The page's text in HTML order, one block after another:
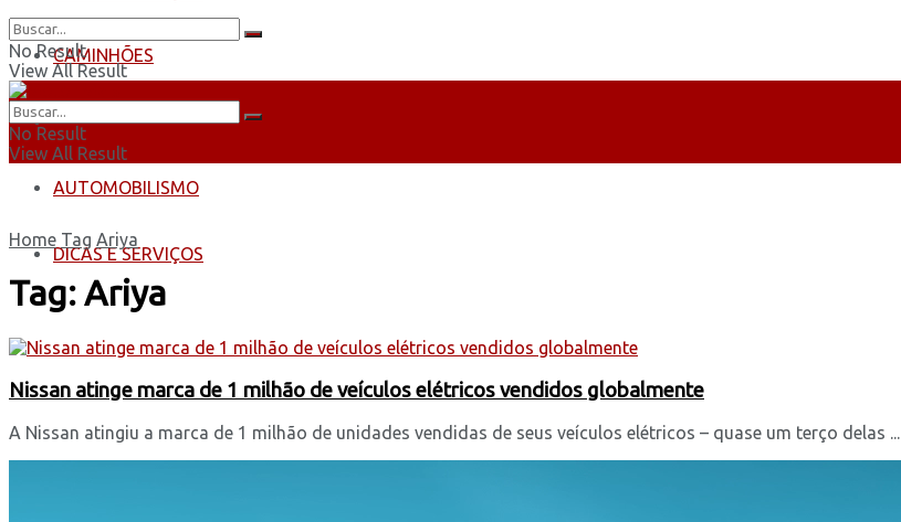
CAMINHÕES
ÔNIBUS
AUTOMOBILISMO
DICAS E SERVIÇOS
No Result
View All Result
No Result
View All Result
Home Tag Ariya
Tag:Ariya
Nissan atinge marca de 1 milhão de veículos elétricos vendidos globalmente
A Nissan atingiu a marca de 1 milhão de unidades vendidas de seus veículos elétricos – quase um terço delas ...